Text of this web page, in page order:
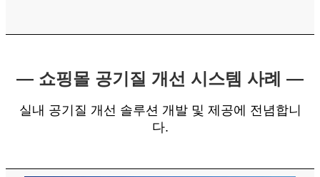
— 쇼핑몰 공기질 개선 시스템 사례 —
실내 공기질 개선 솔루션 개발 및 제공에 전념합니
다.